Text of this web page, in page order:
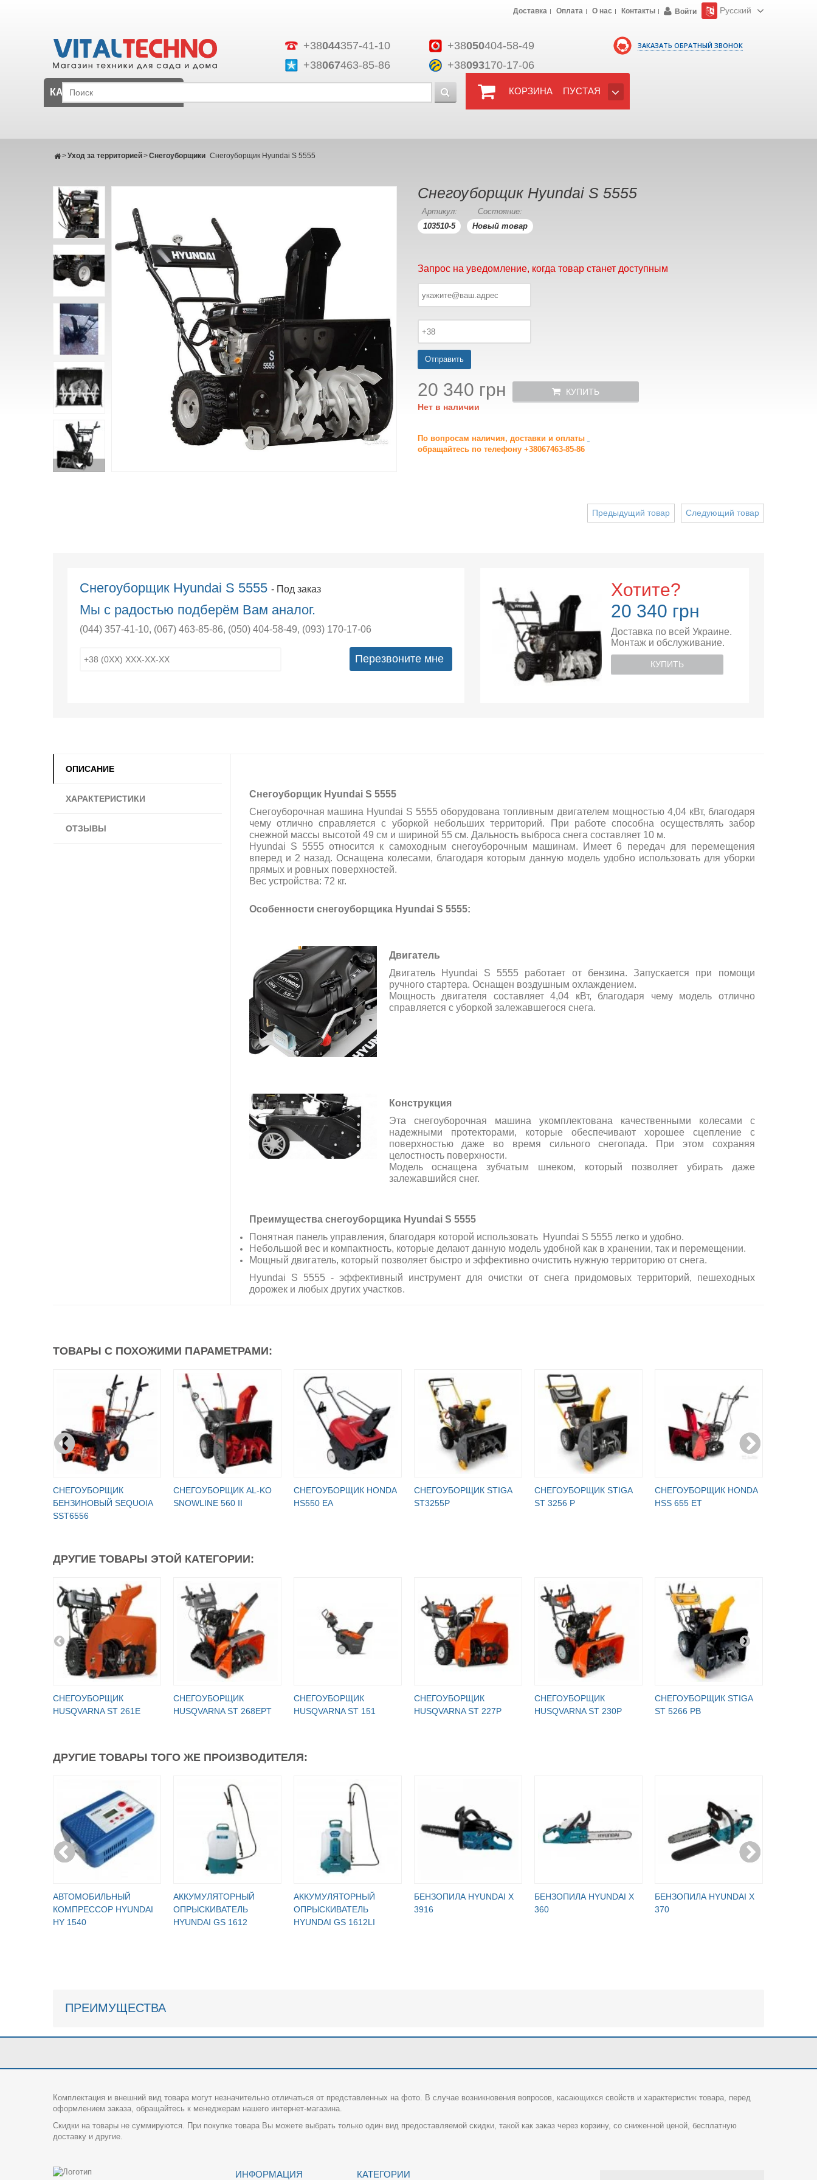
ЗАКАЗАТЬ ОБРАТНЫЙ ЗВОНОК
+38044357-41-10 +38050404-58-49
+38067463-85-86 +38093170-17-06
Доставка Оплата О нас Контакты Войти Русский
КОРЗИНА ПУСТАЯ
КАТАЛОГ
Уход за территорией
> Снегоуборщики
> Снегоуборщик Hyundai S 5555
Снегоуборщик Hyundai S 5555
Артикул:
103510-5
Состояние:
Новый товар
Запрос на уведомление, когда товар станет доступным
Отправить
20 340 грн
Нет в наличии
КУПИТЬ
По вопросам наличия, доставки и оплаты
обращайтесь по телефону +38067463-85-86
Следующий товар
Предыдущий товар
Снегоуборщик Hyundai S 5555- Под заказ
Мы с радостью подберём Вам аналог.
(044) 357-41-10, (067) 463-85-86, (050) 404-58-49, (093) 170-17-06
Перезвоните мне
Хотите?
20 340 грн
Доставка по всей Украине.
Монтаж и обслуживание.
КУПИТЬ
ОПИСАНИЕ
ХАРАКТЕРИСТИКИ
ОТЗЫВЫ
Снегоуборщик Hyundai S 5555
Снегоуборочная машина Hyundai S 5555 оборудована топливным двигателем мощностью 4,04 кВт, благодаря
чему отлично справляется с уборкой небольших территорий. При работе способна осуществлять забор
снежной массы высотой 49 см и шириной 55 см. Дальность выброса снега составляет 10 м.
Hyundai S 5555 относится к самоходным снегоуборочным машинам. Имеет 6 передач для перемещения
вперед и 2 назад. Оснащена колесами, благодаря которым данную модель удобно использовать для уборки
прямых и ровных поверхностей.
Вес устройства: 72 кг.
Особенности снегоуборщика Hyundai S 5555:
Двигатель
Двигатель Hyundai S 5555 работает от бензина. Запускается при помощи
ручного стартера. Оснащен воздушным охлаждением.
Мощность двигателя составляет 4,04 кВт, благодаря чему модель отлично
справляется с уборкой залежавшегося снега.
Конструкция
Эта снегоуборочная машина укомплектована качественными колесами с
надежными протекторами, которые обеспечивают хорошее сцепление с
поверхностью даже во время сильного снегопада. При этом сохраняя
целостность поверхности.
Модель оснащена зубчатым шнеком, который позволяет убирать даже
залежавшийся снег.
Преимущества снегоуборщика Hyundai S 5555
Понятная панель управления, благодаря которой использовать Hyundai S 5555 легко и удобно.
Небольшой вес и компактность, которые делают данную модель удобной как в хранении, так и перемещении.
Мощный двигатель, который позволяет быстро и эффективно очистить нужную территорию от снега.
Hyundai S 5555 - эффективный инструмент для очистки от снега придомовых территорий, пешеходных
дорожек и любых других участков.
ТОВАРЫ С ПОХОЖИМИ ПАРАМЕТРАМИ:
СНЕГОУБОРЩИК
БЕНЗИНОВЫЙ SEQUOIA
SST6556
СНЕГОУБОРЩИК AL-KO
SNOWLINE 560 II
СНЕГОУБОРЩИК HONDA
HS550 EA
СНЕГОУБОРЩИК STIGA
ST3255P
СНЕГОУБОРЩИК STIGA
ST 3256 P
СНЕГОУБОРЩИК HONDA
HSS 655 ET
ДРУГИЕ ТОВАРЫ ЭТОЙ КАТЕГОРИИ:
СНЕГОУБОРЩИК
HUSQVARNA ST 261E
СНЕГОУБОРЩИК
HUSQVARNA ST 268EPT
СНЕГОУБОРЩИК
HUSQVARNA ST 151
СНЕГОУБОРЩИК
HUSQVARNA ST 227P
СНЕГОУБОРЩИК
HUSQVARNA ST 230P
СНЕГОУБОРЩИК STIGA
ST 5266 PB
ДРУГИЕ ТОВАРЫ ТОГО ЖЕ ПРОИЗВОДИТЕЛЯ:
АВТОМОБИЛЬНЫЙ
КОМПРЕССОР HYUNDAI
HY 1540
АККУМУЛЯТОРНЫЙ
ОПРЫСКИВАТЕЛЬ
HYUNDAI GS 1612
АККУМУЛЯТОРНЫЙ
ОПРЫСКИВАТЕЛЬ
HYUNDAI GS 1612LI
БЕНЗОПИЛА HYUNDAI X
3916
БЕНЗОПИЛА HYUNDAI Х
360
БЕНЗОПИЛА HYUNDAI Х
370
ПРЕИМУЩЕСТВА
Комплектация и внешний вид товара могут незначительно отличаться от представленных на фото. В случае возникновения вопросов, касающихся свойств и характеристик товара, перед
оформлением заказа, обращайтесь к менеджерам нашего интернет-магазина.
Скидки на товары не суммируются. При покупке товара Вы можете выбрать только один вид предоставляемой скидки, такой как заказ через корзину, со сниженной ценой, бесплатную
доставку и другие.
ИНФОРМАЦИЯ КАТЕГОРИИ